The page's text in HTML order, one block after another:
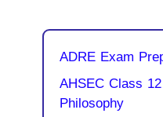
ADRE Exam
AHSEC Class
Philosophy